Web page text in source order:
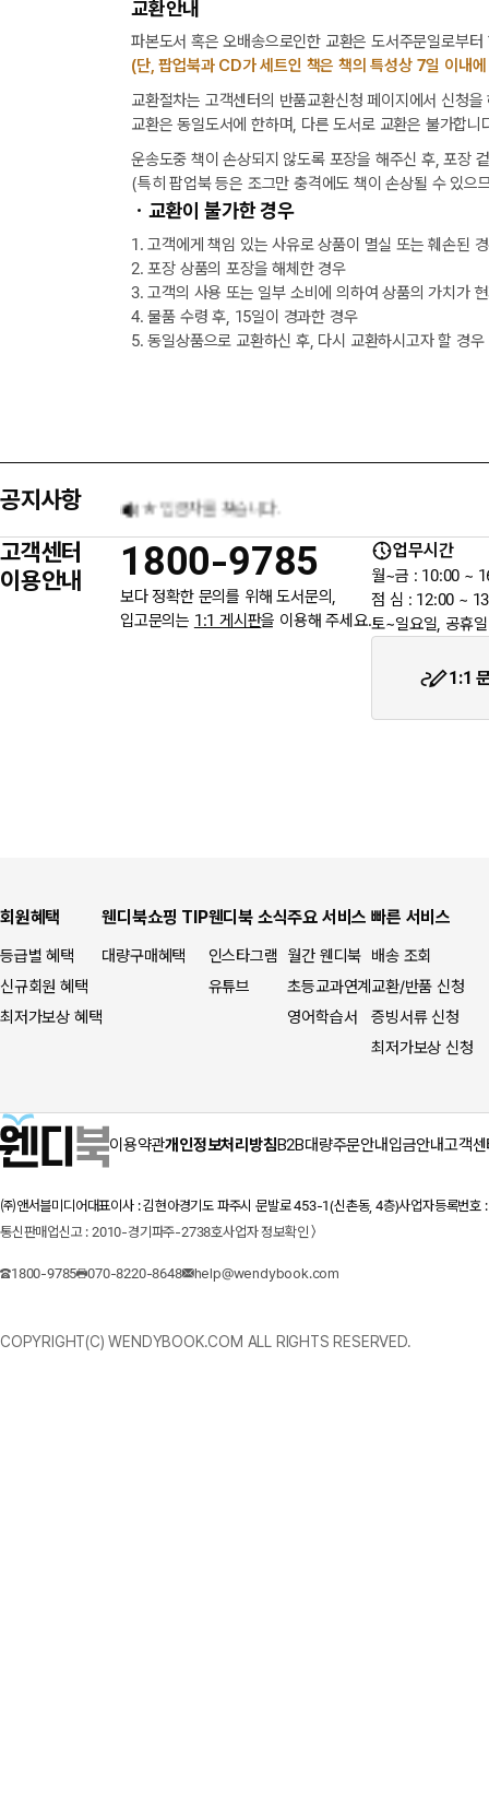
교환안내
파본도서 혹은 오배송으로인한 교환은 도서주문일로부
(단, 팝업북과 CD가 세트인 책은 책의 특성상 7일 이내
교환절차는 고객센터의 반품교환신청 페이지에서 신청
교환은 동일도서에 한하며, 다른 도서로 교환은 불가합니
운송도중 책이 손상되지 않도록 포장을 해주신 후, 포장
(특히 팝업북 등은 조그만 충격에도 책이 손상될 수 있으
ㆍ교환이 불가한 경우
1. 고객에게 책임 있는 사유로 상품이 멸실 또는 훼손된
2. 포장 상품의 포장을 해체한 경우
3. 고객의 사용 또는 일부 소비에 의하여 상품의 가치가
4. 물품 수령 후, 15일이 경과한 경우
5. 동일상품으로 교환하신 후, 다시 교환하시고자 할 경
공지사항
택배 없는 날 배송 업무 안내
★ 입금자를 찾습니다.
6월 3일 지방선거일 휴무 안내
고객센터
이용안내
1800-9785
보다 정확한 문의를 위해 도서문의,
입고문의는 1:1 게시판을 이용해 주세요.
업무시간
월~금 : 10:00 ~
점 심 : 12:00 ~
토~일요일, 공휴
1:1
회원혜택
등급별 혜택
신규회원 혜택
최저가보상 혜택
웬디북쇼핑 TIP
대량구매혜택
웬디북 소식
인스타그램
유튜브
주요 서비스
월간 웬디북
초등교과연계
영어학습서
빠른 서비스
배송 조회
교환/반품 신청
증빙서류 신청
최저가보상 신청
이용약관개인정보처리방침B2B대량주문안내입금안내고객
㈜앤서블미디어대표이사 : 김현아경기도 파주시 문발로 453-1(신촌동, 4층)사업자등록번
통신판매업신고 : 2010-경기파주-2738호사업자 정보확인 〉
1800-9785 070-8220-8648 help@wendybook.com
COPYRIGHT(C) WENDYBOOK.COM ALL RIGHTS RESERVED.